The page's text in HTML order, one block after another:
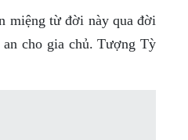
miệng từ đời này qua đời
cho gia chủ. Tượng Tỳ